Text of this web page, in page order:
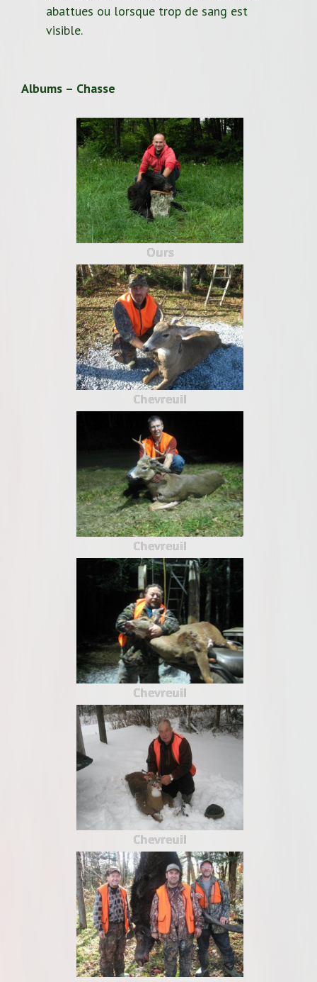
abattues ou lorsque trop de sang est
visible.
Albums – Chasse
Ours
Chevreuil
Chevreuil
Chevreuil
Chevreuil